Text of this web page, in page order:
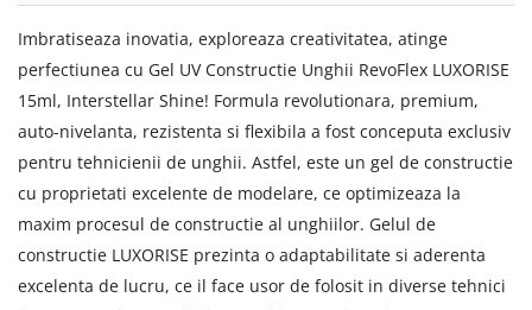
Imbratiseaza inovatia, exploreaza creativitatea, atinge
perfectiunea cu Gel UV Constructie Unghii RevoFlex LUXORISE
15ml, Interstellar Shine! Formula revolutionara, premium,
auto-nivelanta, rezistenta si flexibila a fost conceputa exclusiv
pentru tehnicienii de unghii. Astfel, este un gel de constructie
cu proprietati excelente de modelare, ce optimizeaza la
maxim procesul de constructie al unghiilor. Gelul de
constructie LUXORISE prezinta o adaptabilitate si aderenta
excelenta de lucru, ce il face usor de folosit in diverse tehnici